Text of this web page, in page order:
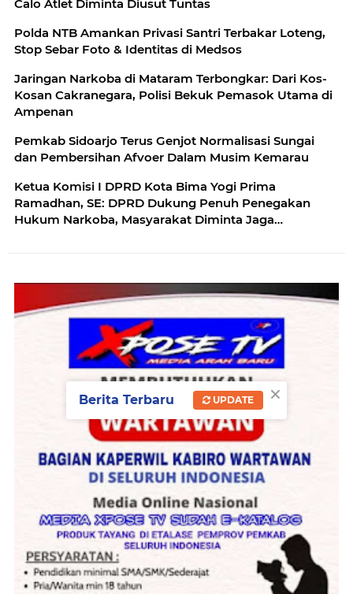
Calo Atlet Diminta Diusut Tuntas
Polda NTB Amankan Privasi Santri Terbakar Loteng,
Stop Sebar Foto & Identitas di Medsos
‎‎Jaringan Narkoba di Mataram Terbongkar: Dari Kos-
Kosan Cakranegara, Polisi Bekuk Pemasok Utama di
Ampenan
Pemkab Sidoarjo Terus Genjot Normalisasi Sungai
dan Pembersihan Afvoer Dalam Musim Kemarau
Ketua Komisi I DPRD Kota Bima Yogi Prima
Ramadhan, SE: DPRD Dukung Penuh Penegakan
Hukum Narkoba, Masyarakat Diminta Jaga
×
Berita Terbaru UPDATE